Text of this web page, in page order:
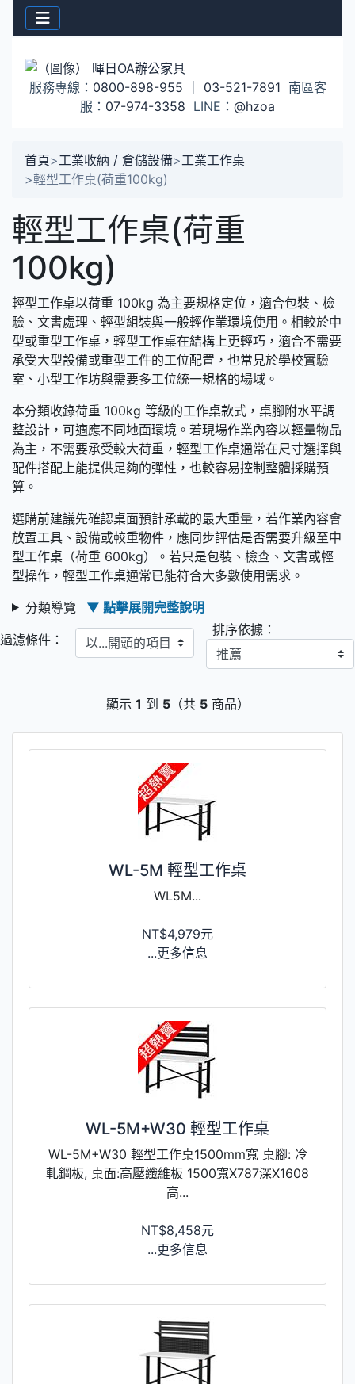
服務專線： 0800-898-955 03-521-7891 南區客
服： 07-974-3358 LINE： @hzoa
首頁>工業收納 / 倉儲設備>工業工作桌
>輕型工作桌(荷重100kg)
輕型工作桌(荷重
100kg)
輕型工作桌以荷重 100kg 為主要規格定位，適合包裝、檢
驗、文書處理、輕型組裝與一般輕作業環境使用。相較於中
型或重型工作桌，輕型工作桌在結構上更輕巧，適合不需要
承受大型設備或重型工件的工位配置，也常見於學校實驗
室、小型工作坊與需要多工位統一規格的場域。
本分類收錄荷重 100kg 等級的工作桌款式，桌腳附水平調
整設計，可適應不同地面環境。若現場作業內容以輕量物品
為主，不需要承受較大荷重，輕型工作桌通常在尺寸選擇與
配件搭配上能提供足夠的彈性，也較容易控制整體採購預
算。
選購前建議先確認桌面預計承載的最大重量，若作業內容會
放置工具、設備或較重物件，應同步評估是否需要升級至中
型工作桌（荷重 600kg）。若只是包裝、檢查、文書或輕
型操作，輕型工作桌通常已能符合大多數使用需求。
分類導覽
▼ 點擊展開完整說明
過濾條件： 以...開頭的項目 排序依據：
顯示 1 到 5（共 5商品）
WL-5M 輕型工作桌
WL5M...
NT$4,979元
...更多信息
WL-5M+W30 輕型工作桌
WL-5M+W30 輕型工作桌1500mm寬 桌腳: 冷
軋鋼板, 桌面:高壓纖維板 1500寬X787深X1608
高...
NT$8,458元
...更多信息